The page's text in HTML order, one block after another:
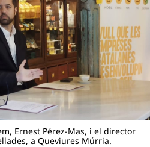
Ernest Pérez-Mas, i el director
a Queviures Múrria.